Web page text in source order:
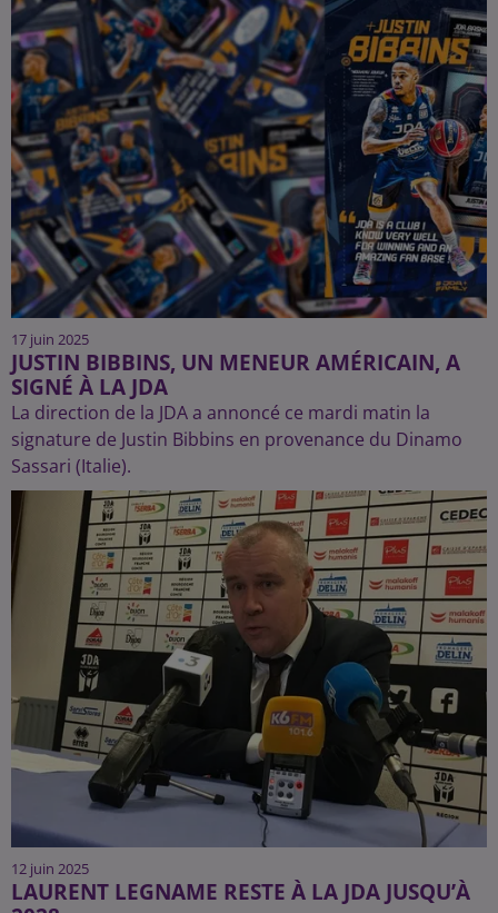
17 juin 2025
JUSTIN BIBBINS, UN MENEUR AMÉRICAIN, A
SIGNÉ À LA JDA
La direction de la JDA a annoncé ce mardi matin la
signature de Justin Bibbins en provenance du Dinamo
Sassari (Italie).
12 juin 2025
LAURENT LEGNAME RESTE À LA JDA JUSQU’À